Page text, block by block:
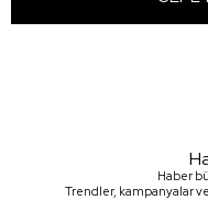
Haber
Trendler, kampanyalar